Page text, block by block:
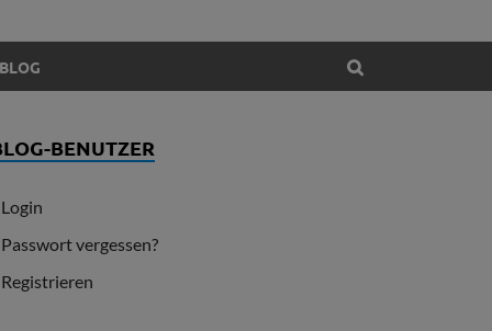
BENUTZER
Login
Passwort vergessen?
Registrieren